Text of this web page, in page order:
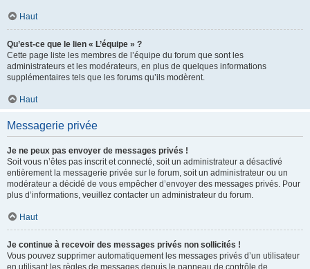
Haut
Qu’est-ce que le lien « L’équipe » ?
Cette page liste les membres de l’équipe du forum que sont les
administrateurs et les modérateurs, en plus de quelques informations
supplémentaires tels que les forums qu’ils modèrent.
Haut
Messagerie privée
Je ne peux pas envoyer de messages privés !
Soit vous n’êtes pas inscrit et connecté, soit un administrateur a désactivé
entièrement la messagerie privée sur le forum, soit un administrateur ou un
modérateur a décidé de vous empêcher d’envoyer des messages privés. Pour
plus d’informations, veuillez contacter un administrateur du forum.
Haut
Je continue à recevoir des messages privés non sollicités !
Vous pouvez supprimer automatiquement les messages privés d’un utilisateur
en utilisant les règles de messages depuis le panneau de contrôle de